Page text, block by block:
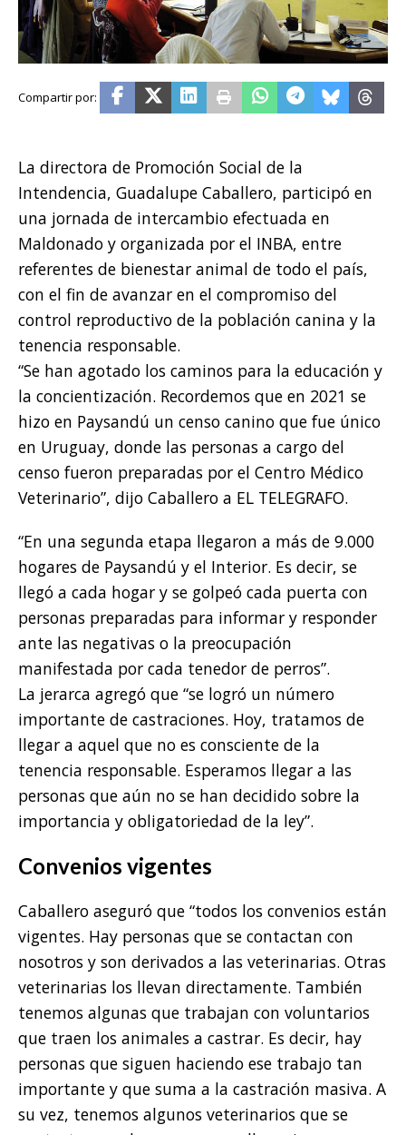
La directora de Promoción Social de la
Intendencia, Guadalupe Caballero, participó en
una jornada de intercambio efectuada en
Maldonado y organizada por el INBA, entre
referentes de bienestar animal de todo el país,
con el fin de avanzar en el compromiso del
control reproductivo de la población canina y la
tenencia responsable.
“Se han agotado los caminos para la educación y
la concientización. Recordemos que en 2021 se
hizo en Paysandú un censo canino que fue único
en Uruguay, donde las personas a cargo del
censo fueron preparadas por el Centro Médico
Veterinario”, dijo Caballero a EL TELEGRAFO.
“En una segunda etapa llegaron a más de 9.000
hogares de Paysandú y el Interior. Es decir, se
llegó a cada hogar y se golpeó cada puerta con
personas preparadas para informar y responder
ante las negativas o la preocupación
manifestada por cada tenedor de perros”.
La jerarca agregó que “se logró un número
importante de castraciones. Hoy, tratamos de
llegar a aquel que no es consciente de la
tenencia responsable. Esperamos llegar a las
personas que aún no se han decidido sobre la
importancia y obligatoriedad de la ley”.
Convenios vigentes
Caballero aseguró que “todos los convenios están
vigentes. Hay personas que se contactan con
nosotros y son derivados a las veterinarias. Otras
veterinarias los llevan directamente. También
tenemos algunas que trabajan con voluntarios
que traen los animales a castrar. Es decir, hay
personas que siguen haciendo ese trabajo tan
importante y que suma a la castración masiva. A
su vez, tenemos algunos veterinarios que se